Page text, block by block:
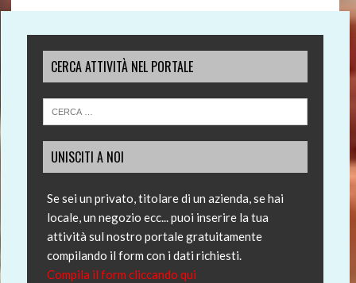
CERCA ATTIVITÀ NEL PORTALE
UNISCITI A NOI
Se sei un privato, titolare di un azienda, se hai
locale, un negozio ecc... puoi inserire la tua
attività sul nostro portale gratuitamente
compilando il form con i dati richiesti.
Compila il form cliccando qui